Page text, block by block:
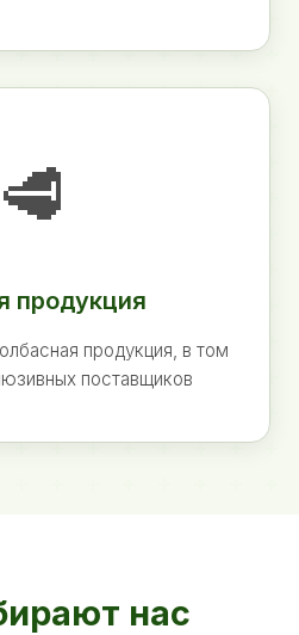
🥩
продукция
продукция, в том
поставщиков
нас